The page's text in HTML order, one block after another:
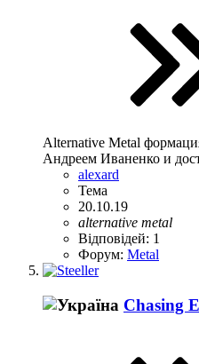
Alternative Metal
Андреем Иваненко и
alexard
Тема
20.10.19
alternative metal
Відповідей: 1
Форум: Metal
Chasing